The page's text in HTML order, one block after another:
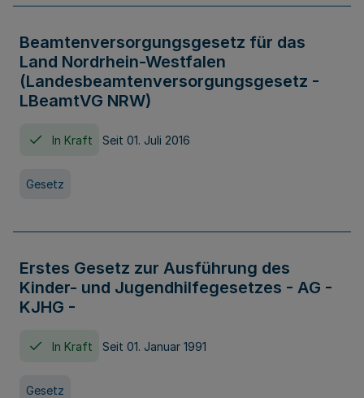
Beamtenversorgungsgesetz für das
Land Nordrhein-Westfalen
(Landesbeamtenversorgungsgesetz -
LBeamtVG NRW)
In Kraft Seit 01. Juli 2016
Gesetz
Erstes Gesetz zur Ausführung des
Kinder- und Jugendhilfegesetzes - AG -
KJHG -
In Kraft Seit 01. Januar 1991
Gesetz